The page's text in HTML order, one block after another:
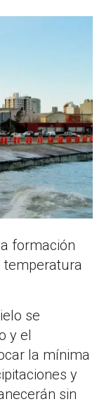
formación
temperatura
se
y el
la mínima
y
sin